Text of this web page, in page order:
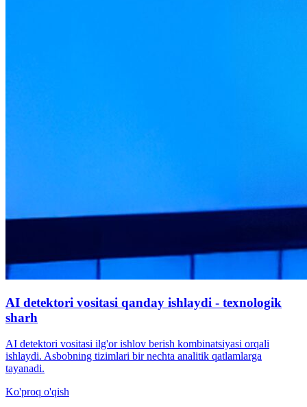
AI detektori vositasi qanday ishlaydi - texnologik
sharh
AI detektori vositasi ilg'or ishlov berish kombinatsiyasi orqali
ishlaydi. Asbobning tizimlari bir nechta analitik qatlamlarga
tayanadi.
Ko'proq o'qish